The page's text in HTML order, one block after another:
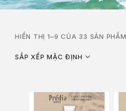
HIỂN THỊ 1–9 CỦA 33 SẢN PHẨM
SẮP XẾP MẶC ĐỊNH